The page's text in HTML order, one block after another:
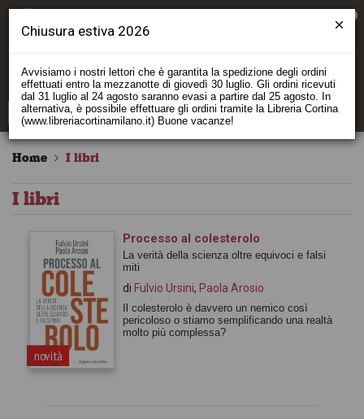
Home I libri
I libri
novità
Processo al colesterolo
La verità della scienza oltre equivoci e falsi
miti
di Fulvio Ursini, Paola Arosio
Il colesterolo è davvero un nemico così
pericoloso o stiamo semplificando una realtà
molto più complessa?
Chiusura estiva 2026
Avvisiamo i nostri lettori che è garantita la spedizione degli ordini
effettuati entro la mezzanotte di giovedì 30 luglio. Gli ordini ricevuti
dal 31 luglio al 24 agosto saranno evasi a partire dal 25 agosto. In
alternativa, è possibile effettuare gli ordini tramite la Libreria Cortina
(www.libreriacortinamilano.it) Buone vacanze!